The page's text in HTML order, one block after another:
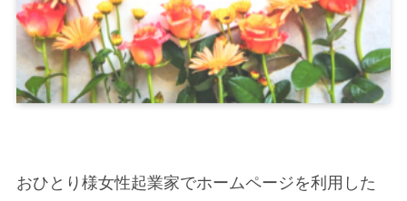
おひとり様女性起業家でホームページを利用した